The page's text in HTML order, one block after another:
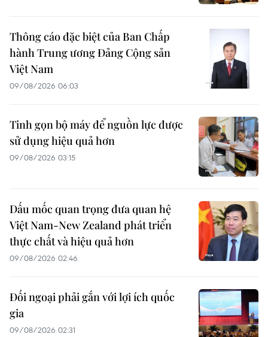
Thông cáo đặc biệt của Ban Chấp
hành Trung ương Đảng Cộng sản
Việt Nam
09/08/2026 06:03
Tinh gọn bộ máy để nguồn lực được
sử dụng hiệu quả hơn
09/08/2026 03:15
Dấu mốc quan trọng đưa quan hệ
Việt Nam-New Zealand phát triển
thực chất và hiệu quả hơn
09/08/2026 02:46
Đối ngoại phải gắn với lợi ích quốc
gia
09/08/2026 02:31